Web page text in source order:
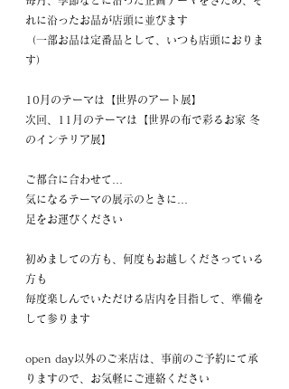
れに沿ったお品が店頭に並びます
（一部お品は定番品として、いつも店頭におりま
す）
10月のテーマは【世界のアート展】
次回、11月のテーマは【世界の布で彩るお家 冬
のインテリア展】
ご都合に合わせて…
気になるテーマの展示のときに…
足をお運びください
初めましての方も、何度もお越しくださっている
方も
毎度楽しんでいただける店内を目指して、準備を
して参ります
open day以外のご来店は、事前のご予約にて承
りますので、お気軽にご連絡ください